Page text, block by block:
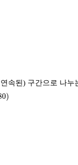
속된) 구간으로 나
)